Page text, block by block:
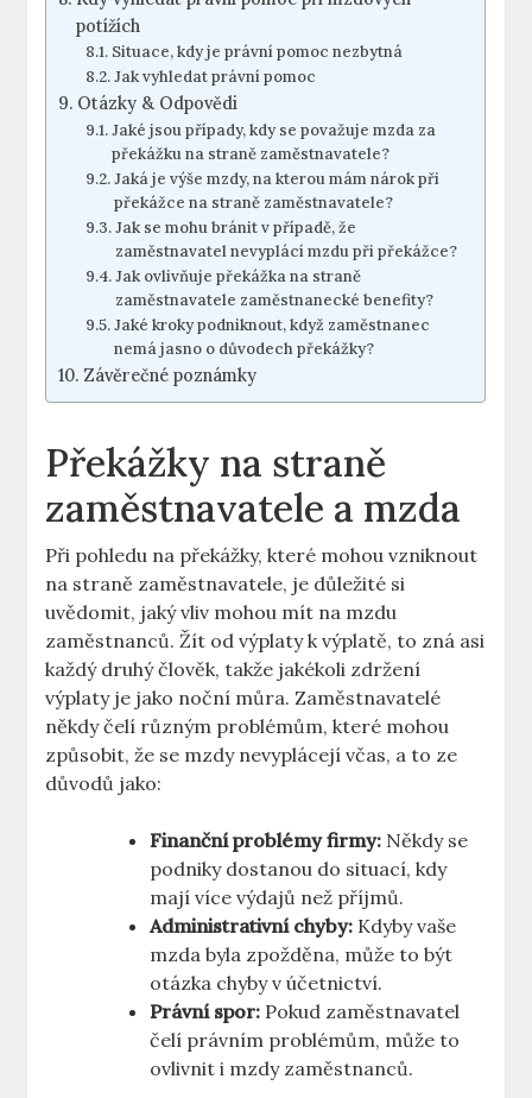
potížích
Situace, kdy je právní pomoc nezbytná
Jak vyhledat právní pomoc
Otázky & Odpovědi
Jaké jsou případy, kdy se považuje mzda za
překážku na straně zaměstnavatele?
Jaká je výše mzdy, na kterou mám nárok při
překážce na straně zaměstnavatele?
Jak se mohu bránit v případě, že
zaměstnavatel nevyplácí mzdu při překážce?
Jak ovlivňuje překážka na straně
zaměstnavatele zaměstnanecké benefity?
Jaké kroky podniknout, když zaměstnanec
nemá jasno o důvodech překážky?
Závěrečné poznámky
Překážky na straně
zaměstnavatele a mzda
Při pohledu na překážky, které mohou vzniknout
na straně zaměstnavatele, je důležité si
uvědomit, jaký vliv mohou mít na mzdu
zaměstnanců. Žít od výplaty k výplatě, to zná asi
každý druhý člověk, takže jakékoli zdržení
výplaty je jako noční můra. Zaměstnavatelé
někdy čelí různým problémům, které mohou
způsobit, že se mzdy nevyplácejí včas, a to ze
důvodů jako:
Finanční problémy firmy: Někdy se
podniky dostanou do situací, kdy
mají více výdajů než příjmů.
Administrativní chyby: Kdyby vaše
mzda byla zpožděna, může to být
otázka chyby v účetnictví.
Právní spor: Pokud zaměstnavatel
čelí právním problémům, může to
ovlivnit i mzdy zaměstnanců.